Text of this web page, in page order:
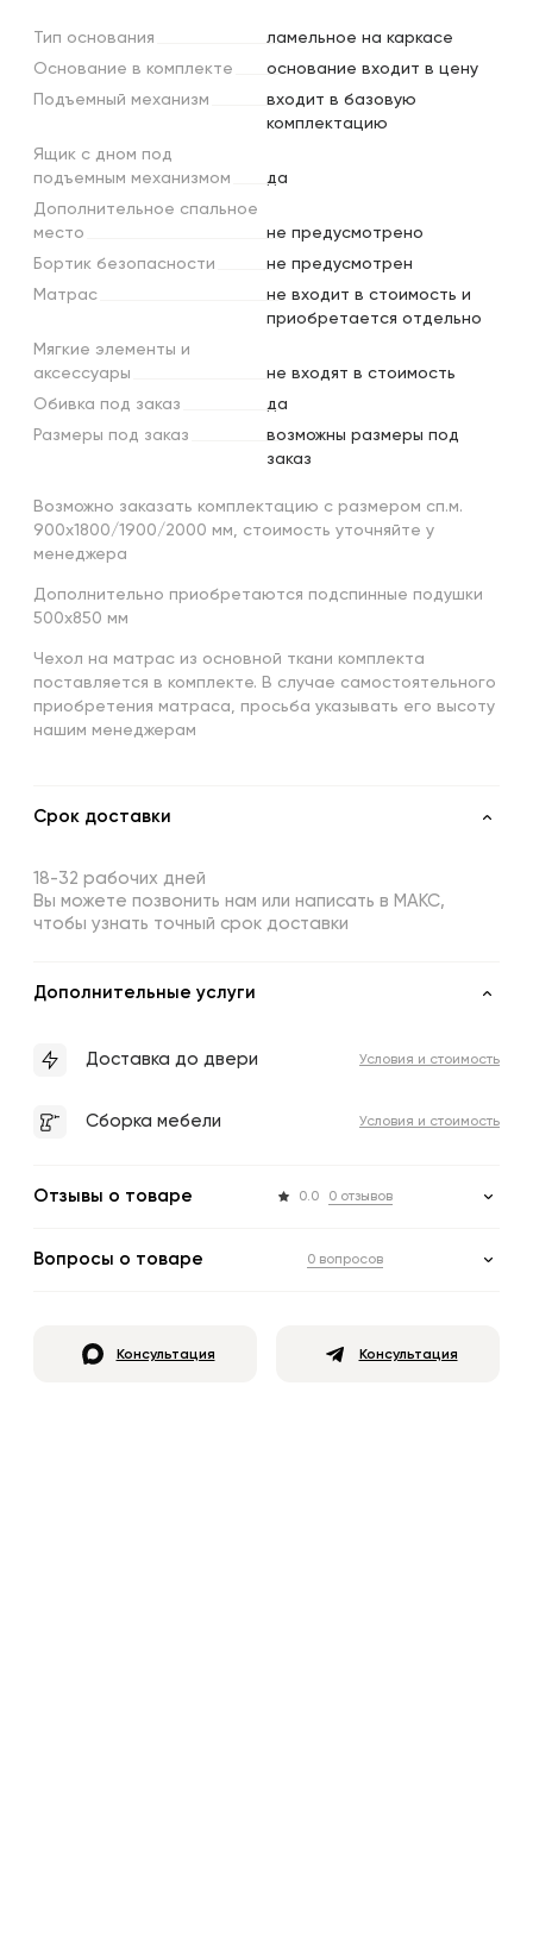
Тип основания
ламельное на каркасе
Основание в комплекте
основание входит в цену
Подъемный механизм
входит в базовую
комплектацию
Ящик с дном под
подъемным механизмом
да
Дополнительное спальное
место
не предусмотрено
Бортик безопасности
не предусмотрен
Матрас
не входит в стоимость и
приобретается отдельно
Мягкие элементы и
аксессуары
не входят в стоимость
Обивка под заказ
да
Размеры под заказ
возможны размеры под
заказ
Возможно заказать комплектацию с размером сп.м.
900х1800/1900/2000 мм, стоимость уточняйте у
менеджера
Дополнительно приобретаются подспинные подушки
500х850 мм
Чехол на матрас из основной ткани комплекта
поставляется в комплекте. В случае самостоятельного
приобретения матраса, просьба указывать его высоту
нашим менеджерам
Срок доставки
18-32 рабочих дней
Вы можете позвонить нам или написать в МАКС,
чтобы узнать точный срок доставки
Дополнительные услуги
Доставка до двери Условия и стоимость
Сборка мебели Условия и стоимость
Отзывы о товаре 0.0 0 отзывов
Вопросы о товаре 0 вопросов
Консультация Консультация